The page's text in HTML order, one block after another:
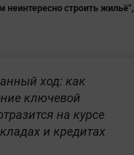
неинтересно строить жильё",
ход: как
ключевой
на курсе
и кредитах